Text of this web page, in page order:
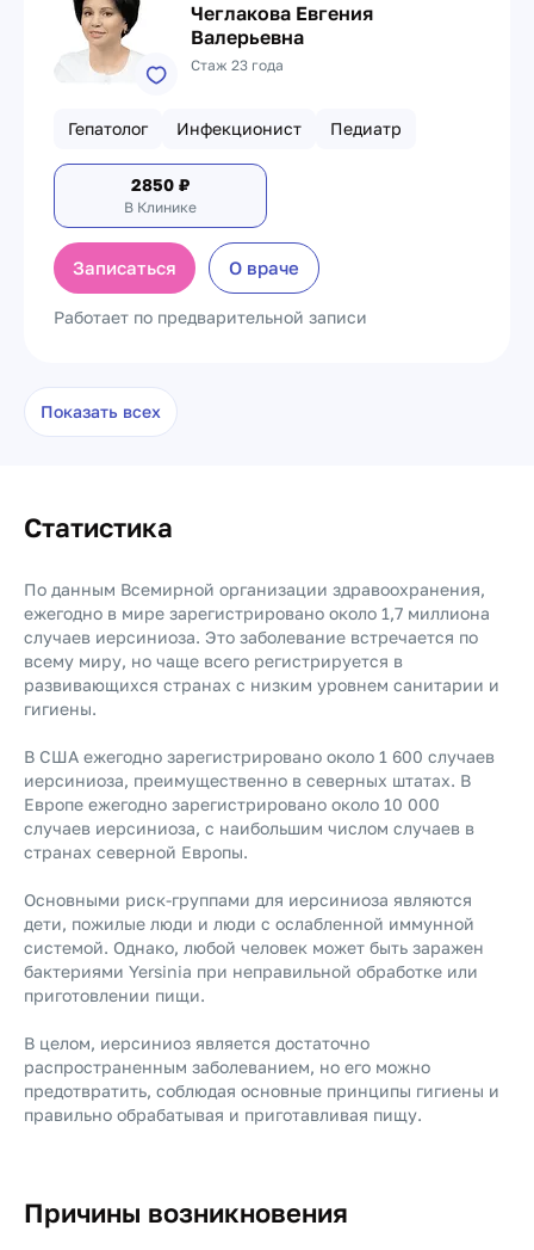
Чеглакова Евгения
Валерьевна
Стаж 23 года
Гепатолог Инфекционист Педиатр
2850 ₽
В Клинике
Записаться О враче
Работает по предварительной записи
Показать всех
Статистика
По данным Всемирной организации здравоохранения,
ежегодно в мире зарегистрировано около 1,7 миллиона
случаев иерсиниоза. Это заболевание встречается по
всему миру, но чаще всего регистрируется в
развивающихся странах с низким уровнем санитарии и
гигиены.
В США ежегодно зарегистрировано около 1 600 случаев
иерсиниоза, преимущественно в северных штатах. В
Европе ежегодно зарегистрировано около 10 000
случаев иерсиниоза, с наибольшим числом случаев в
странах северной Европы.
Основными риск-группами для иерсиниоза являются
дети, пожилые люди и люди с ослабленной иммунной
системой. Однако, любой человек может быть заражен
бактериями Yersinia при неправильной обработке или
приготовлении пищи.
В целом, иерсиниоз является достаточно
распространенным заболеванием, но его можно
предотвратить, соблюдая основные принципы гигиены и
правильно обрабатывая и приготавливая пищу.
Причины возникновения